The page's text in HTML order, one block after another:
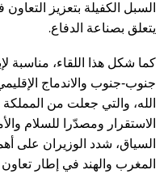
السبل الكفيلة بتعزيز
يتعلق بصناعة الدفاع.
كما شكل هذا اللقاء، مناسبة
جنوب-جنوب والاندماج
الله، والتي جعلت من
الاستقرار ومصدّرا للسلام
السياق، شدد الوزيران على
المغرب والهند في إطار